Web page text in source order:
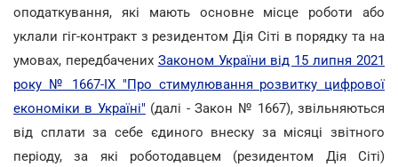
оподаткування, які мають основне місце роботи або
уклали гіг-контракт з резидентом Дія Сіті в порядку та на
умовах, передбачених Законом України від 15 липня 2021
року № 1667-IX "Про стимулювання розвитку цифрової
економіки в Україні" (далі - Закон № 1667), звільняються
від сплати за себе єдиного внеску за місяці звітного
періоду, за які роботодавцем (резидентом Дія Сіті)